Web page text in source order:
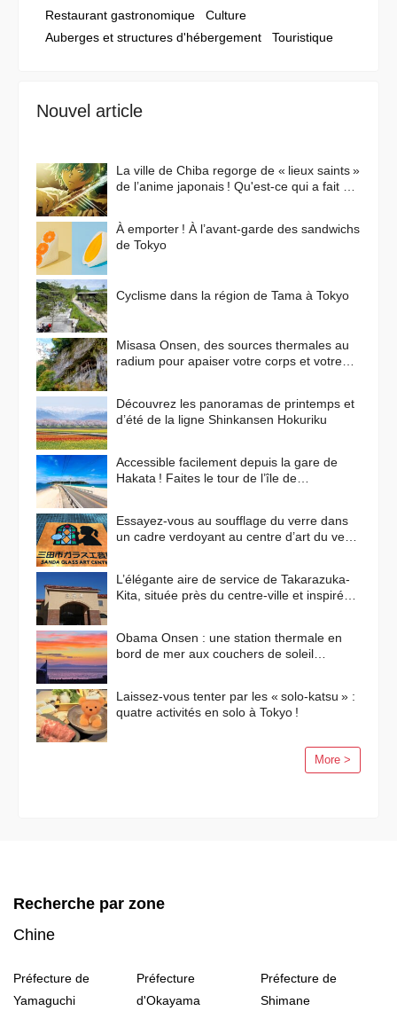
Restaurant gastronomique
Culture
Auberges et structures d'hébergement
Touristique
Nouvel article
La ville de Chiba regorge de « lieux saints »
de l’anime japonais ! Qu'est-ce qui a fait de
À emporter ! À l’avant-garde des sandwichs
de Tokyo
Cyclisme dans la région de Tama à Tokyo
Misasa Onsen, des sources thermales au
radium pour apaiser votre corps et votre
Découvrez les panoramas de printemps et
d’été de la ligne Shinkansen Hokuriku
Accessible facilement depuis la gare de
Hakata ! Faites le tour de l’île de
Essayez-vous au soufflage du verre dans
un cadre verdoyant au centre d’art du verre
L’élégante aire de service de Takarazuka-
Kita, située près du centre-ville et inspirée
Obama Onsen : une station thermale en
bord de mer aux couchers de soleil
Laissez-vous tenter par les « solo-katsu » :
quatre activités en solo à Tokyo !
More >
Recherche par zone
Chine
Préfecture de
Yamaguchi
Préfecture
d'Okayama
Préfecture de
Shimane